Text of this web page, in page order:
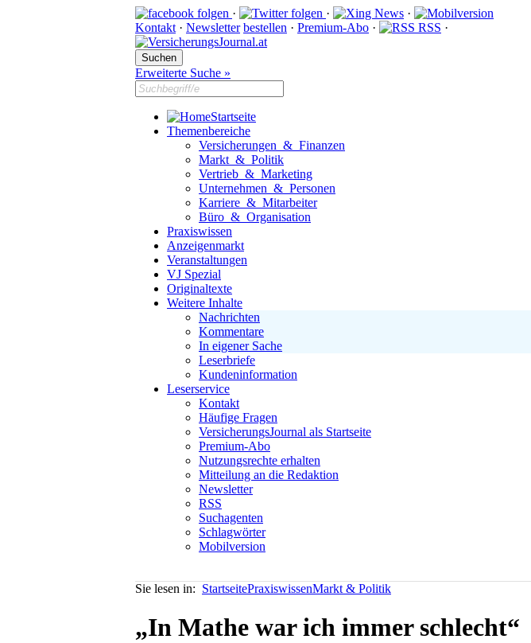
· ·
·
Kontakt · Newsletter bestellen · Premium-Abo · RSS ·
Erweiterte Suche »
Startseite
Themenbereiche
Versicherungen & Finanzen
Markt & Politik
Vertrieb & Marketing
Unternehmen & Personen
Karriere & Mitarbeiter
Büro & Organisation
Praxiswissen
Anzeigenmarkt
Veranstaltungen
VJ Spezial
Originaltexte
Weitere Inhalte
Nachrichten
Kommentare
In eigener Sache
Leserbriefe
Kundeninformation
Leserservice
Kontakt
Häufige Fragen
VersicherungsJournal als Startseite
Premium-Abo
Nutzungsrechte erhalten
Mitteilung an die Redaktion
Newsletter
RSS
Suchagenten
Schlagwörter
Mobilversion
Sie lesen in: StartseitePraxiswissenMarkt & Politik
„In Mathe war ich immer schlecht“